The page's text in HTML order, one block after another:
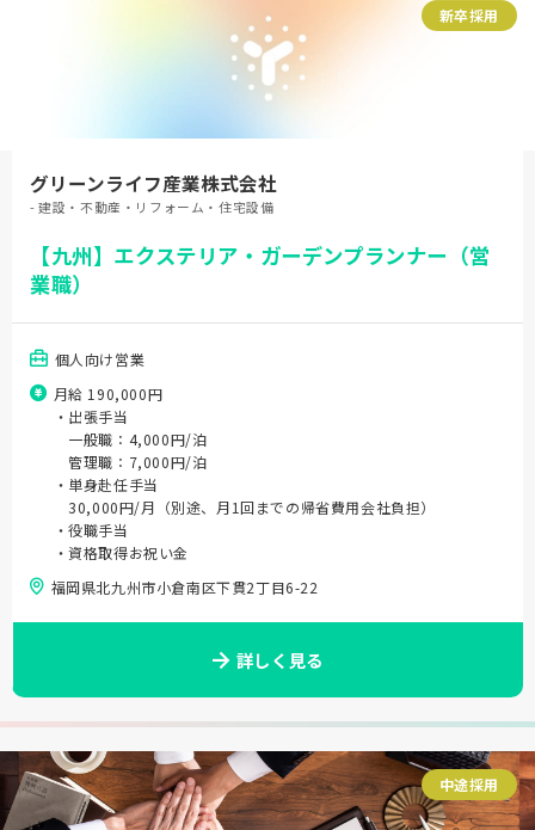
新卒採用
グリーンライフ産業株式会社
- 建設・不動産・リフォーム・住宅設備
【九州】エクステリア・ガーデンプランナー（営
業職）
個人向け営業
月給 190,000円
・出張手当
一般職：4,000円/泊
管理職：7,000円/泊
・単身赴任手当
30,000円/月（別途、月1回までの帰省費用会社負担）
・役職手当
・資格取得お祝い金
福岡県北九州市小倉南区下貫2丁目6-22
詳しく見る
中途採用